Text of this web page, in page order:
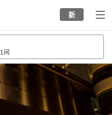
新
1间